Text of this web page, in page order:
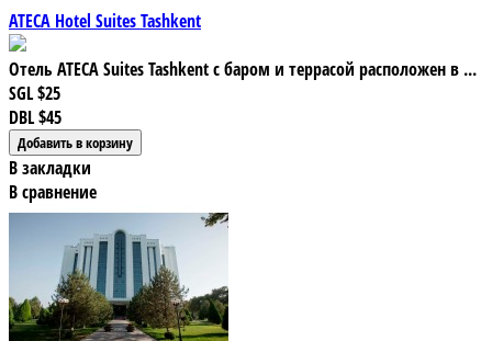
ATECA Hotel Suites Tashkent
Отель ATECA Suites Tashkent с баром и террасой расположен в ...
SGL$25
DBL$45
В закладки
В сравнение